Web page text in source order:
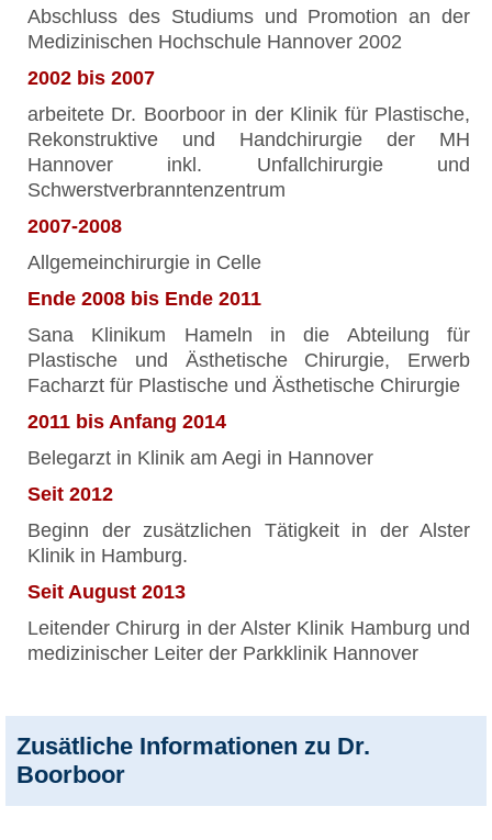
Abschluss des Studiums und Promotion an der
Medizinischen Hochschule Hannover 2002
2002 bis 2007
arbeitete Dr. Boorboor in der Klinik für Plastische,
Rekonstruktive und Handchirurgie der MH
Hannover inkl. Unfallchirurgie und
Schwerstverbranntenzentrum
2007-2008
Allgemeinchirurgie in Celle
Ende 2008 bis Ende 2011
Sana Klinikum Hameln in die Abteilung für
Plastische und Ästhetische Chirurgie, Erwerb
Facharzt für Plastische und Ästhetische Chirurgie
2011 bis Anfang 2014
Belegarzt in Klinik am Aegi in Hannover
Seit 2012
Beginn der zusätzlichen Tätigkeit in der Alster
Klinik in Hamburg.
Seit August 2013
Leitender Chirurg in der Alster Klinik Hamburg und
medizinischer Leiter der Parkklinik Hannover
Zusätliche Informationen zu Dr.
Boorboor